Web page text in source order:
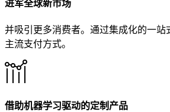
进军全球新市场
并吸引更多消费者。通过集成化的一站
主流支付方式。
借助机器学习驱动的定制产品